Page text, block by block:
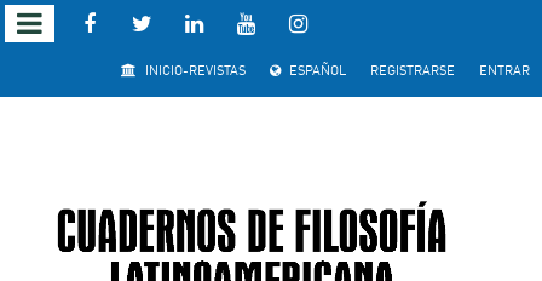
Salto
rápido
contenido
INICIO-REVISTAS ESPAÑOL REGISTRARSE ENTRAR